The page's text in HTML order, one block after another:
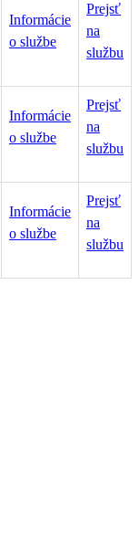
Informácie
o službe
Prejsť
na
službu
Informácie
o službe
Prejsť
na
službu
Informácie
o službe
Prejsť
na
službu